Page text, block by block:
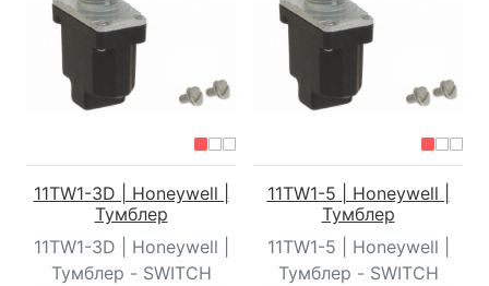
11TW1-3D | Honeywell |
Тумблер
11TW1-3D | Honeywell |
Тумблер - SWITCH
11TW1-5 | Honeywell |
Тумблер
11TW1-5 | Honeywell |
Тумблер - SWITCH